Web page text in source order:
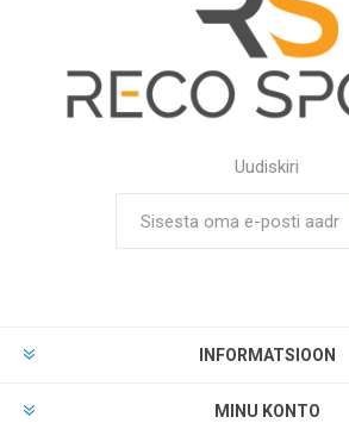
Uudiskiri
INFORMATSIOON
MINU KONTO